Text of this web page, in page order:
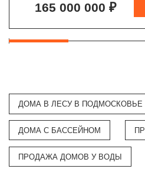
165 000 000 ₽
ДОМА В ЛЕСУ В ПОДМОСКОВЬЕ
ДОМА С БАССЕЙНОМ
ПРОДАЖА ДОМОВ У ВОДЫ